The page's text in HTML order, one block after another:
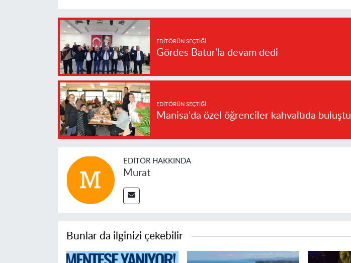
EDITÖRÜN SEÇTIĞI
Gördes Batur'la devam dedi
EDITÖRÜN SEÇTIĞI
Manisa'da özel öğrenciler kahvaltıda buluştu
EDITÖR HAKKINDA
Murat
Bunlar da ilginizi çekebilir